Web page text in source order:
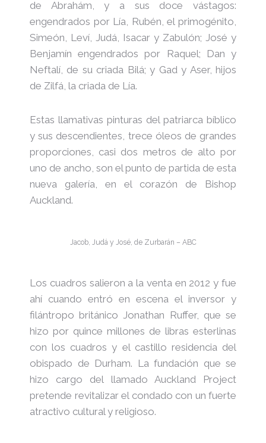
de Abrahám, y a sus doce vástagos:
engendrados por Lía, Rubén, el primogénito,
Simeón, Leví, Judá, Isacar y Zabulón; José y
Benjamín engendrados por Raquel; Dan y
Neftalí, de su criada Bilá; y Gad y Aser, hijos
de Zilfá, la criada de Lía.
Estas llamativas pinturas del patriarca bíblico
y sus descendientes, trece óleos de grandes
proporciones, casi dos metros de alto por
uno de ancho, son el punto de partida de esta
nueva galería, en el corazón de Bishop
Auckland.
Jacob, Judá y José, de Zurbarán – ABC
Los cuadros salieron a la venta en 2012 y fue
ahí cuando entró en escena el inversor y
filántropo británico Jonathan Ruffer, que se
hizo por quince millones de libras esterlinas
con los cuadros y el castillo residencia del
obispado de Durham. La fundación que se
hizo cargo del llamado Auckland Project
pretende revitalizar el condado con un fuerte
atractivo cultural y religioso.